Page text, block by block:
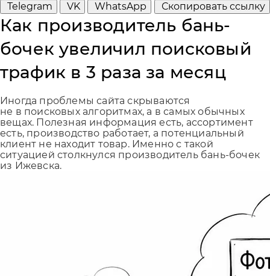
Telegram
VK WhatsApp Скопировать ссылку
Как производитель бань-
бочек увеличил поисковый
трафик в 3 раза за месяц
Иногда проблемы сайта скрываются
не в поисковых алгоритмах, а в самых обычных
вещах. Полезная информация есть, ассортимент
есть, производство работает, а потенциальный
клиент не находит товар. Именно с такой
ситуацией столкнулся производитель бань-бочек
из Ижевска.